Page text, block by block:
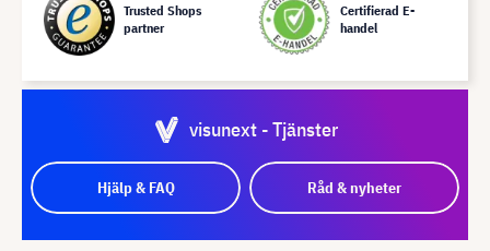
Trusted Shops
partner
Certifierad E-
handel
visunext - Tjänster
Hjälp & FAQ Råd & nyheter